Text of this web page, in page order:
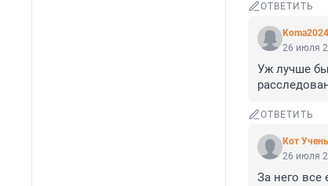
ОТВЕТИТЬ
Koma2024
26 июля
Уж лучше
ОТВЕТИТЬ
Кот
26 июля
За него все